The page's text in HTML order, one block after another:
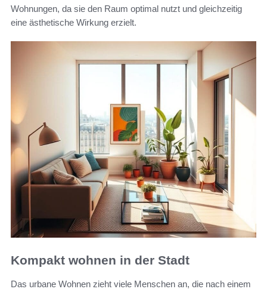
Wohnungen, da sie den Raum optimal nutzt und gleichzeitig
eine ästhetische Wirkung erzielt.
Kompakt wohnen in der Stadt
Das urbane Wohnen zieht viele Menschen an, die nach einem